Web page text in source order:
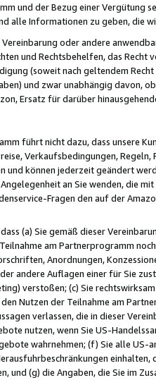
und der Bezug einer Vergütung
alle Informationen zu geben, die
Vereinbarung oder andere
und Rechtsbehelfen, das
(soweit nach geltendem
und zwar unabhängig davon,
Ersatz für darüber
führt nicht dazu, dass unsere
Verkaufsbedingungen,
und können jederzeit geändert
an Sie wenden, die
Fragen den auf der
(a) Sie gemäß dieser
am Partnerprogramm
Anordnungen,
andere Auflagen einer für Sie
verstoßen; (c) Sie
Nutzen der Teilnahme am
verlassen, die in dieser
nutzen, wenn Sie US-
wahrnehmen; (f) Sie alle
und (g) die Angaben, die Sie im